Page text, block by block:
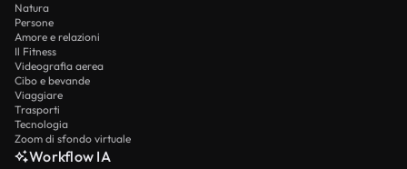
Natura
Persone
Amore e relazioni
Il Fitness
Videografia aerea
Cibo e bevande
Viaggiare
Trasporti
Tecnologia
Zoom di sfondo virtuale
Workflow IA